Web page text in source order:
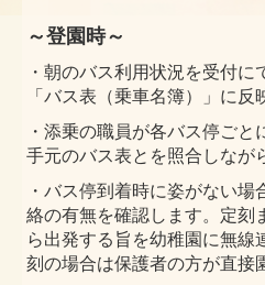
～登園時～
・朝のバス利用状況を受付に
「バス表（乗車名簿）」に反
・添乗の職員が各バス停ご
手元のバス表とを照合しなが
・バス停到着時に姿がない
絡の有無を確認します。定刻
ら出発する旨を幼稚園に無線
刻の場合は保護者の方が直接